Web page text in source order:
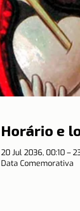
Horário e
20 Jul 2036, 00:10 –
Data Comemorativa